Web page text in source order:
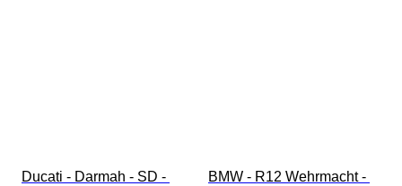
Ducati - Darmah - SD -
BMW - R12 Wehrmacht -